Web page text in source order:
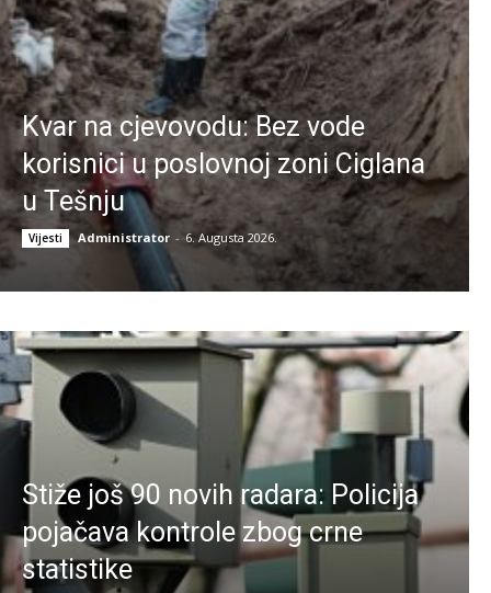
Kvar na cjevovodu: Bez vode
korisnici u poslovnoj zoni Ciglana
u Tešnju
Vijesti Administrator - 6. Augusta 2026.
Stiže još 90 novih radara: Policija
pojačava kontrole zbog crne
statistike